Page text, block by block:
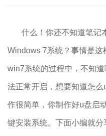
什么！你还不知道笔记
Windows 7系统？事情是这
win7系统的过程中，不知
法正常开启，想要知道怎
作很简单，你制作好u盘启
键安装系统。下面小编就